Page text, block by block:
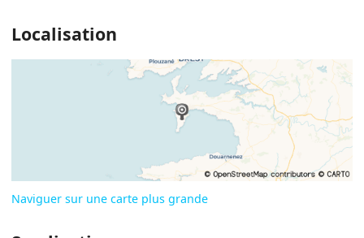
Localisation
Naviguer sur une carte plus grande